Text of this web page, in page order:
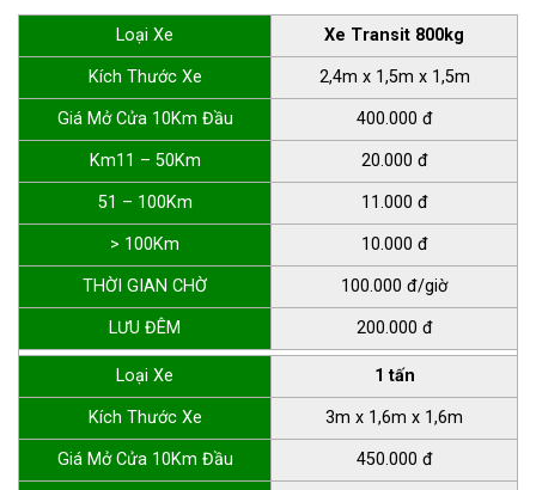
Loại Xe Xe Transit 800kg
Kích Thước Xe 2,4m x 1,5m x 1,5m
Giá Mở Cửa 10Km Đầu 400.000 đ
Km11 – 50Km 20.000 đ
51 – 100Km 11.000 đ
> 100Km 10.000 đ
THỜI GIAN CHỜ 100.000 đ/giờ
LƯU ĐÊM 200.000 đ
Loại Xe 1 tấn
Kích Thước Xe 3m x 1,6m x 1,6m
Giá Mở Cửa 10Km Đầu 450.000 đ